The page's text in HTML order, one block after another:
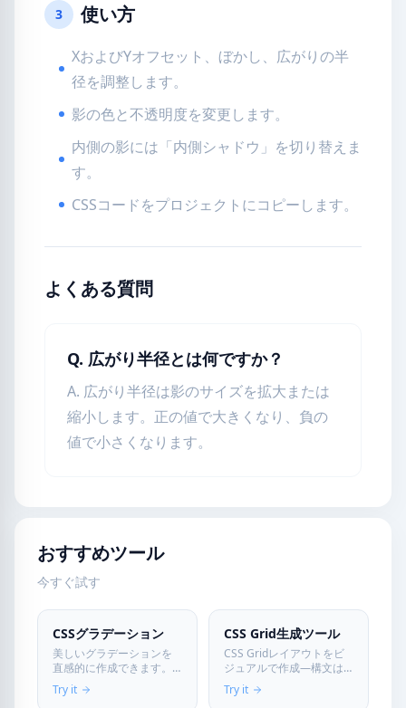
3 使い方
XおよびYオフセット、ぼかし、広がりの半
径を調整します。
影の色と不透明度を変更します。
内側の影には「内側シャドウ」を切り替えま
す。
CSSコードをプロジェクトにコピーします。
よくある質問
Q. 広がり半径とは何ですか？
A. 広がり半径は影のサイズを拡大または
縮小します。正の値で大きくなり、負の
値で小さくなります。
おすすめツール
今すぐ試す
CSSグラデーション
美しいグラデーションを
直感的に作成できます。
色と角度を選ぶだけで、
完璧なCSSコードが自動生
Try it
CSS Grid生成ツール
CSS Gridレイアウトをビ
ジュアルで作成—構文は
覚えなくてOK！列・行・
間隔・配置を設定して
Try it